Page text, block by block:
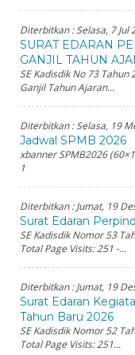
Diterbitkan :Selasa, 7 Jul
SURAT EDARAN
GANJIL TAHUN
SE Kadisdik No 73
Ganjil Tahun Ajaran...
Diterbitkan :Selasa, 19
Jadwal SPMB 2026
xbanner SPMB2026
1
Diterbitkan :Jumat, 19
Surat Edaran
SE Kadisdik Nomor 53
Total Page Visits: 251 -...
Diterbitkan :Jumat, 19
Surat Edaran
Tahun Baru 2026
SE Kadisdik Nomor 52
Total Page Visits: 251...